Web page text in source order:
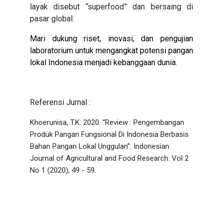
layak disebut “superfood” dan bersaing di
pasar global.
Mari dukung riset, inovasi, dan pengujian
laboratorium untuk mengangkat potensi pangan
lokal Indonesia menjadi kebanggaan dunia.
Referensi Jurnal :
Khoerunisa, T.K. 2020. “Review : Pengembangan
Produk Pangan Fungsional Di Indonesia Berbasis
Bahan Pangan Lokal Unggulan”. Indonesian
Journal of Agricultural and Food Research. Vol 2
No 1 (2020), 49 - 59.